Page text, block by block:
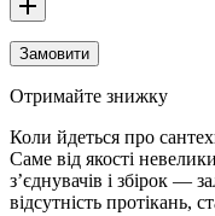
Замовити
Отримайте знижку
Коли йдеться про
Саме від якості
з’єднувачів і збірок —
відсутність протікань,